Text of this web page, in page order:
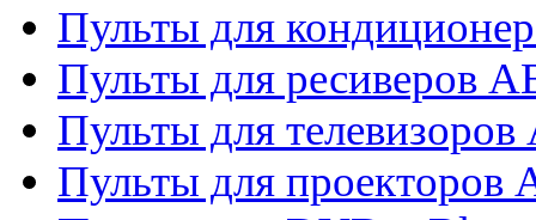
Пульты для
Пульты для ресиверов
Пульты для телевизоров
Пульты для проекторов